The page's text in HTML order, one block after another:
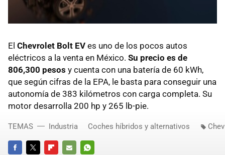
El Chevrolet Bolt EV es uno de los pocos autos
eléctricos a la venta en México. Su precio es de
806,300 pesos y cuenta con una batería de 60 kWh,
que según cifras de la EPA, le basta para conseguir una
autonomía de 383 kilómetros con carga completa. Su
motor desarrolla 200 hp y 265 lb-pie.
TEMAS Industria Coches híbridos y alternativos